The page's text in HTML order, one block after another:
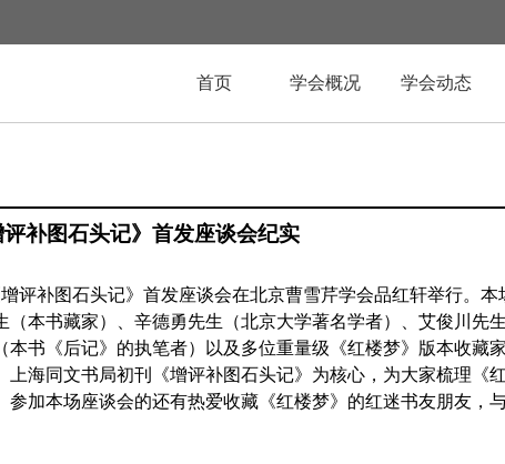
首页 学会概况 学会动态
补图石头记》首发座谈会纪实
评补图石头记》首发座谈会在北京曹雪芹学会品红轩举行。
（本书藏家）、辛德勇先生（北京大学著名学者）、艾俊川先
本书《后记》的执笔者）以及多位重量级《红楼梦》版本收藏
上海同文书局初刊《增评补图石头记》为核心，为大家梳理《
参加本场座谈会的还有热爱收藏《红楼梦》的红迷书友朋友，